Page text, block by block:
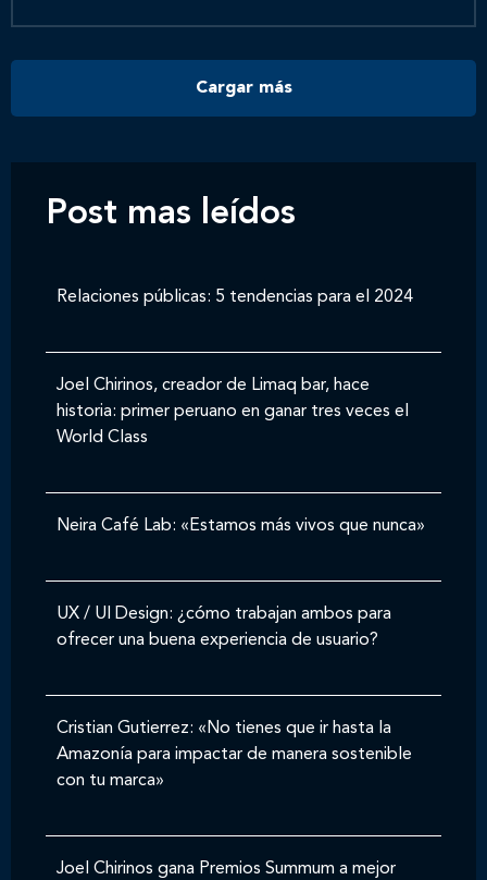
Contáctanos
Cargar más
Post mas leídos
Relaciones públicas: 5 tendencias para el 2024
Joel Chirinos, creador de Limaq bar, hace
historia: primer peruano en ganar tres veces el
World Class
Neira Café Lab: «Estamos más vivos que nunca»
UX / UI Design: ¿cómo trabajan ambos para
ofrecer una buena experiencia de usuario?
Cristian Gutierrez: «No tienes que ir hasta la
Amazonía para impactar de manera sostenible
con tu marca»
Joel Chirinos gana Premios Summum a mejor